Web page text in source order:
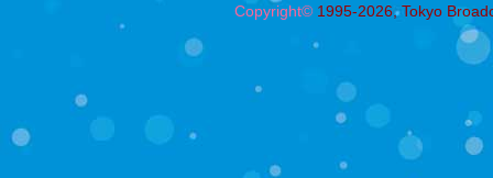
Copyright©1995-2026, Tokyo